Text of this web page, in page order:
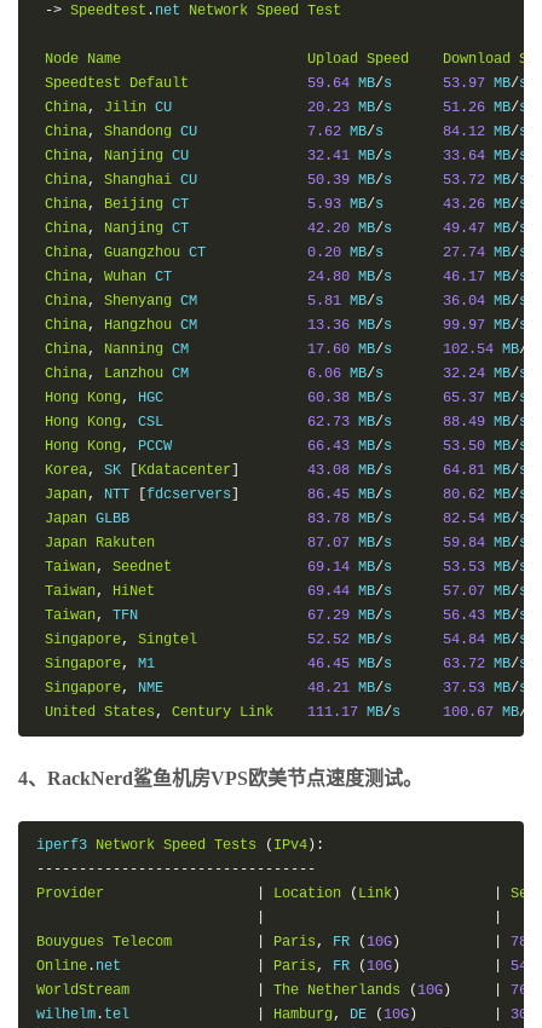
-> Speedtest . net Network Speed Test
Node Name Upload Speed Download
Speedtest
Default 59.64 MB/s 53.97 MB/
China, Jilin CU 20.23 MB/s 51.26 MB/
China, Shandong CU 7.62 MB/s 84.12 MB/
China, Nanjing CU 32.41 MB/s 33.64 MB/
China, Shanghai CU 50.39 MB/s 53.72 MB/
China, Beijing CT 5.93 MB/s 43.26 MB/
China, Nanjing CT 42.20 MB/s 49.47 MB/
China, Guangzhou CT 0.20 MB/s 27.74 MB/
China, Wuhan CT 24.80 MB/s 46.17 MB/
China, Shenyang CM 5.81 MB/s 36.04 MB/
China, Hangzhou CM 13.36 MB/s 99.97 MB/
China, Nanning CM 17.60 MB/s 102.54 MB/
China, Lanzhou CM 6.06 MB/s 32.24 MB/
Hong Kong, HGC 60.38 MB/s 65.37 MB/
Hong Kong, CSL 62.73 MB/s 88.49 MB/
Hong Kong, PCCW 66.43 MB/s 53.50 MB/
Korea, SK [Kdatacenter] 43.08 MB/s 64.81 MB/
Japan, NTT [fdcservers] 86.45 MB/s 80.62 MB/
Japan GLBB 83.78 MB/s 82.54 MB/
Japan Rakuten 87.07 MB/s 59.84 MB/
Taiwan, Seednet 69.14 MB/s 53.53 MB/
Taiwan, HiNet 69.44 MB/s 57.07 MB/
Taiwan, TFN 67.29 MB/s 56.43 MB/
Singapore, Singtel 52.52 MB/s 54.84 MB/
Singapore, M1 46.45 MB/s 63.72 MB/
Singapore, NME 48.21 MB/s 37.53 MB/
United States , Century Link 111.17 MB/s 100.67 MB/
4、RackNerd鲨鱼机房VPS欧美节点速度测试。
iperf3 Network Speed Tests ( IPv4):
---------------------------------
Provider
Location ( Link)
Bouygues Telecom Paris , FR ( 10G)
782
Online . net Paris , FR ( 10G)
543
WorldStream
The Netherlands ( 10G)
767
wilhelm . tel Hamburg, DE ( 10G)
306